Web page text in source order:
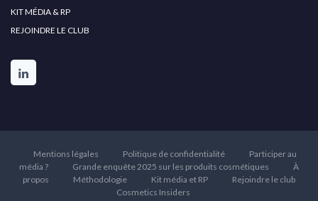
KIT MÉDIA & RP
REJOINDRE LE CLUB
Mentions légales Politique de confidentialité
Participer au
média ?
Grande enquête 2025 sur les produits cosmétiques
À
propos
Méthodologie Kit média et RP
Rejoindre le club
Cosmetics Insiders